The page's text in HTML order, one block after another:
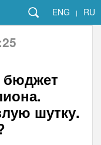
ENG | RU
бюджет
шутку.